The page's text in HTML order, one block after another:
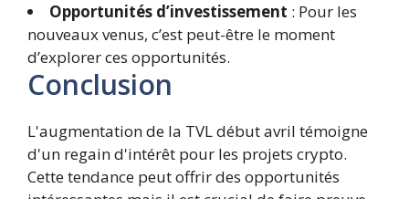
Opportunités d’investissement : Pour les
nouveaux venus, c’est peut-être le moment
d’explorer ces opportunités.
Conclusion
L'augmentation de la TVL début avril témoigne
d'un regain d'intérêt pour les projets crypto.
Cette tendance peut offrir des opportunités